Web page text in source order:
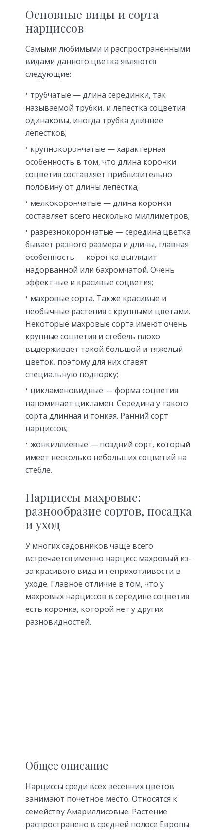
Основные виды и сорта
нарциссов
Самыми любимыми и распространенными
видами данного цветка являются
следующие:
трубчатые — длина серединки, так
называемой трубки, и лепестка соцветия
одинаковы, иногда трубка длиннее
лепестков;
крупнокорончатые — характерная
особенность в том, что длина коронки
соцветия составляет приблизительно
половину от длины лепестка;
мелкокорончатые — длина коронки
составляет всего несколько миллиметров;
разрезнокорончатые — середина цветка
бывает разного размера и длины, главная
особенность — коронка выглядит
надорванной или бахромчатой. Очень
эффектные и красивые соцветия;
махровые сорта. Также красивые и
необычные растения с крупными цветами.
Некоторые махровые сорта имеют очень
крупные соцветия и стебель плохо
выдерживает такой большой и тяжелый
цветок, поэтому для них ставят
специальную подпорку;
цикламеновидные — форма соцветия
напоминает цикламен. Середина у такого
сорта длинная и тонкая. Ранний сорт
нарциссов;
жонкиллиевые — поздний сорт, который
имеет несколько небольших соцветий на
стебле.
Нарциссы махровые:
разнообразие сортов, посадка
и уход
У многих садовников чаще всего
встречается именно нарцисс махровый из-
за красивого вида и неприхотливости в
уходе. Главное отличие в том, что у
махровых нарциссов в середине соцветия
есть коронка, которой нет у других
разновидностей.
Общее описание
Нарциссы среди всех весенних цветов
занимают почетное место. Относятся к
семейству Амариллисовые. Растение
распространено в средней полосе Европы